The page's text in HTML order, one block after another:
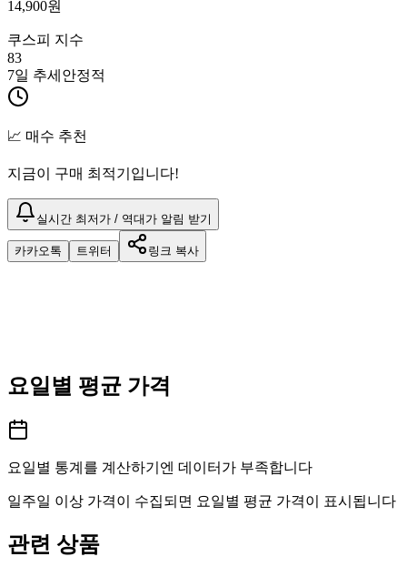
14,900원
쿠스피 지수
83
7일 추세 안정적
📈 매수 추천
지금이 구매 최적기입니다!
실시간 최저가 / 역대가 알림 받기
카카오톡 트위터 링크 복사
요일별 평균 가격
요일별 통계를 계산하기엔 데이터가 부족합니다
일주일 이상 가격이 수집되면 요일별 평균 가격이 표시됩니다
관련 상품